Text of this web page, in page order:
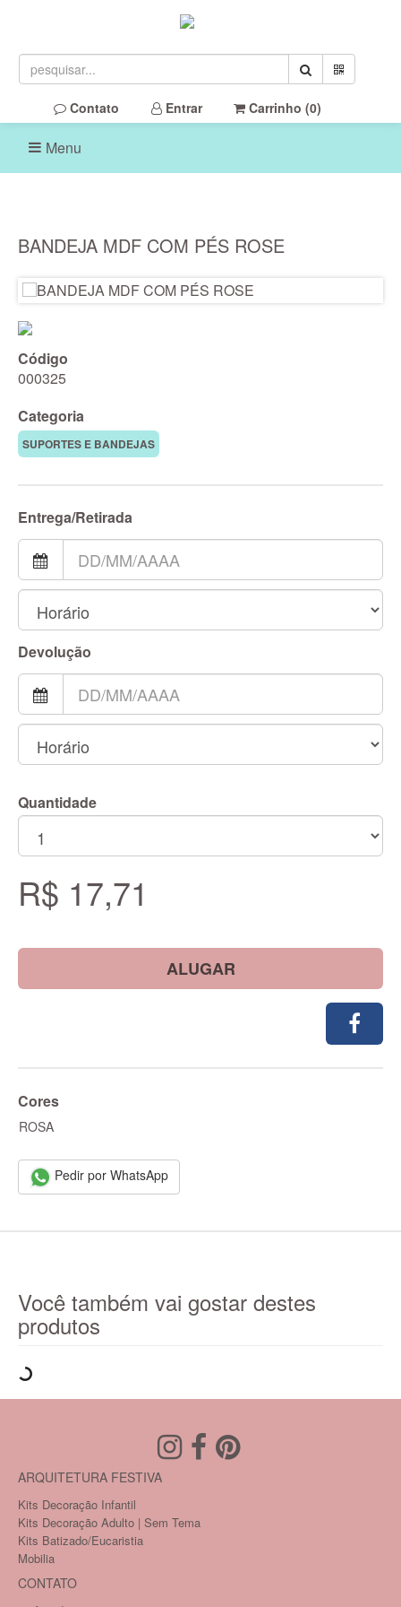
Contato Entrar Carrinho (0)
Menu
BANDEJA MDF COM PÉS ROSE
Código
000325
Categoria
SUPORTES E BANDEJAS
Entrega/Retirada
Devolução
Quantidade
R$ 17,71
ALUGAR
Cores
ROSA
Pedir por WhatsApp
Você também vai gostar destes
produtos
ARQUITETURA FESTIVA
Kits Decoração Infantil
Kits Decoração Adulto | Sem Tema
Kits Batizado/Eucaristia
Mobilia
CONTATO